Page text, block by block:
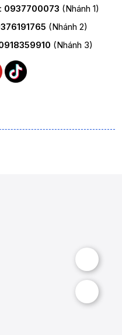
0937700073 (Nhánh 1)
(Nhánh 2)
(Nhánh 3)